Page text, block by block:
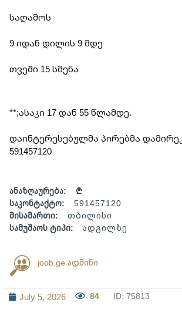
საღამოს
9 იდან დილის 9 მდე
თვეში 15 სმენა
**;ასაკი 17 დან 55 წლამდე.
დაინტერესებულმა პირებმა
591457120
ანაზღაურება:
₾
საკონტაქტო:
591457120
მისამართი:
თბილისი
სამუშაოს ტიპი:
ადგილზე
joob.ge ადმინი
July 5, 2026 84 ID: 75813